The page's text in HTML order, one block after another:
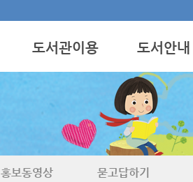
도서관이용 도서안내
점자도서
녹음도서
전자점자도서
큰글자도서
홍보동영상 묻고답하기